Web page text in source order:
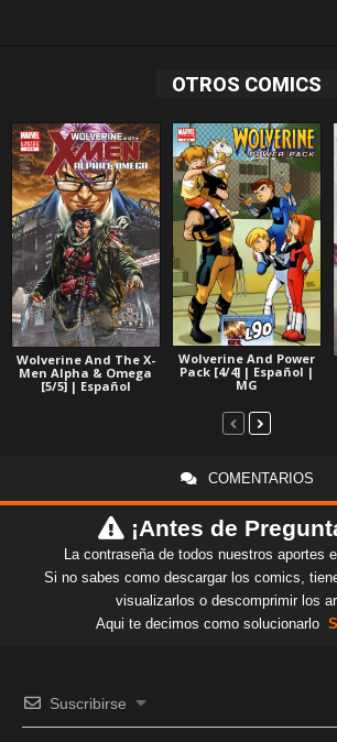
OTROS COMICS
Wolverine And The X-
Men Alpha & Omega
[5/5] | Español
Wolverine And Power
Pack [4/4] | Español |
MG
COMENTARIOS
¡Antes de
La contraseña de todos nuestros aportes
Si no sabes como descargar los comics,
visualizarlos o descomprimir los
Aqui te decimos como solucionarlo
Suscribirse